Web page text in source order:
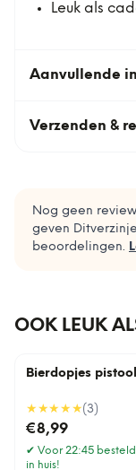
Leuk als
Aanvullende
Verzenden &
Nog geen
geven
beoordelingen.
OOK LEUK
Bierdopjes pistool
★★★★★(3)
€8,99
✔ Voor 22:45
in huis!